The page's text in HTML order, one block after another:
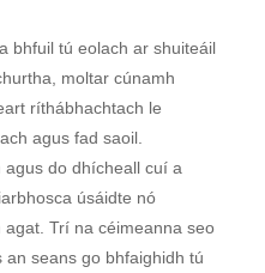
bhfuil tú eolach ar shuiteáil
moltar cúnamh
ríthábhachtach le
agus fad saoil.
do dhícheall cuí a
úsáidte nó
Trí na céimeanna seo
seans go bhfaighidh tú